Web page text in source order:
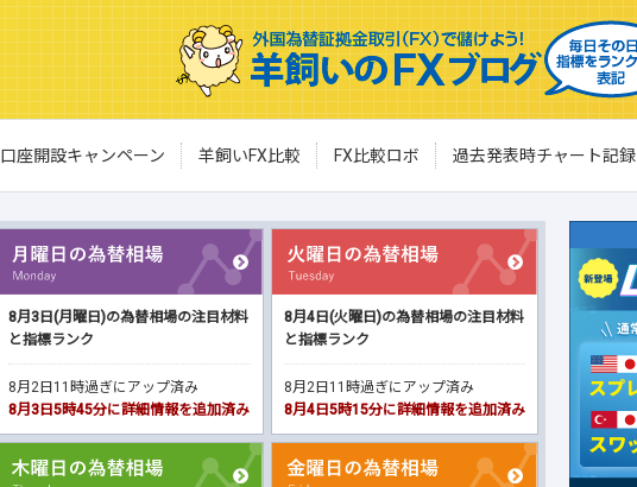
口座開設キャンペーン 羊飼いFX比較 FX比較ロボ 過去発表時チャート記録
8月3日(月曜日)の為替相場の注目材料
と指標ランク
8月2日11時過ぎにアップ済み
8月3日5時45分に詳細情報を追加済み
8月4日(火曜日)の為替相場の注目材料
と指標ランク
8月2日11時過ぎにアップ済み
8月4日5時15分に詳細情報を追加済み